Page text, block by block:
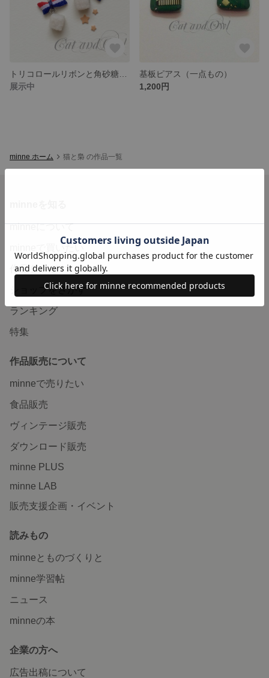
展示中
基板ピアス（一点もの）
1,200円
minne ホーム 猫と梟 の作品一覧
minneについて
作品をさがす
ショップをさがす
ランキング
特集
作品販売について
minneで売りたい
食品販売
ヴィンテージ販売
ダウンロード販売
minne PLUS
minne LAB
販売支援企画・イベント
読みもの
minneとものづくりと
minne学習帖
ニュース
minneの本
企業の方へ
広告出稿について